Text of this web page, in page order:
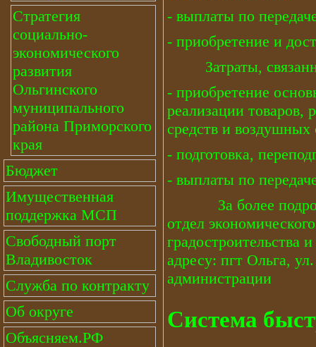
Стратегия
социально-
экономического
развития
Ольгинского
муниципального
района Приморского
края
Бюджет
Имущественная
поддержка МСП
Свободный порт
Владивосток
Служба по контракту
Об округе
Объясняем.РФ
- выплаты по
- приобретение и
Затраты,
- приобретение
реализации товаров,
средств и воздушных
- подготовка,
- выплаты по
За более
отдел
адресу: пгт Ольга,
администрации
Система